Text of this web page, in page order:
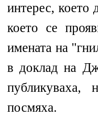
интерес, което
което се
имената на
в доклад на
публикуваха,
посмяха.